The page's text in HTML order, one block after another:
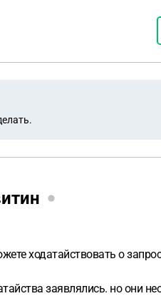
ходатайствовать о
заявлялись. но они